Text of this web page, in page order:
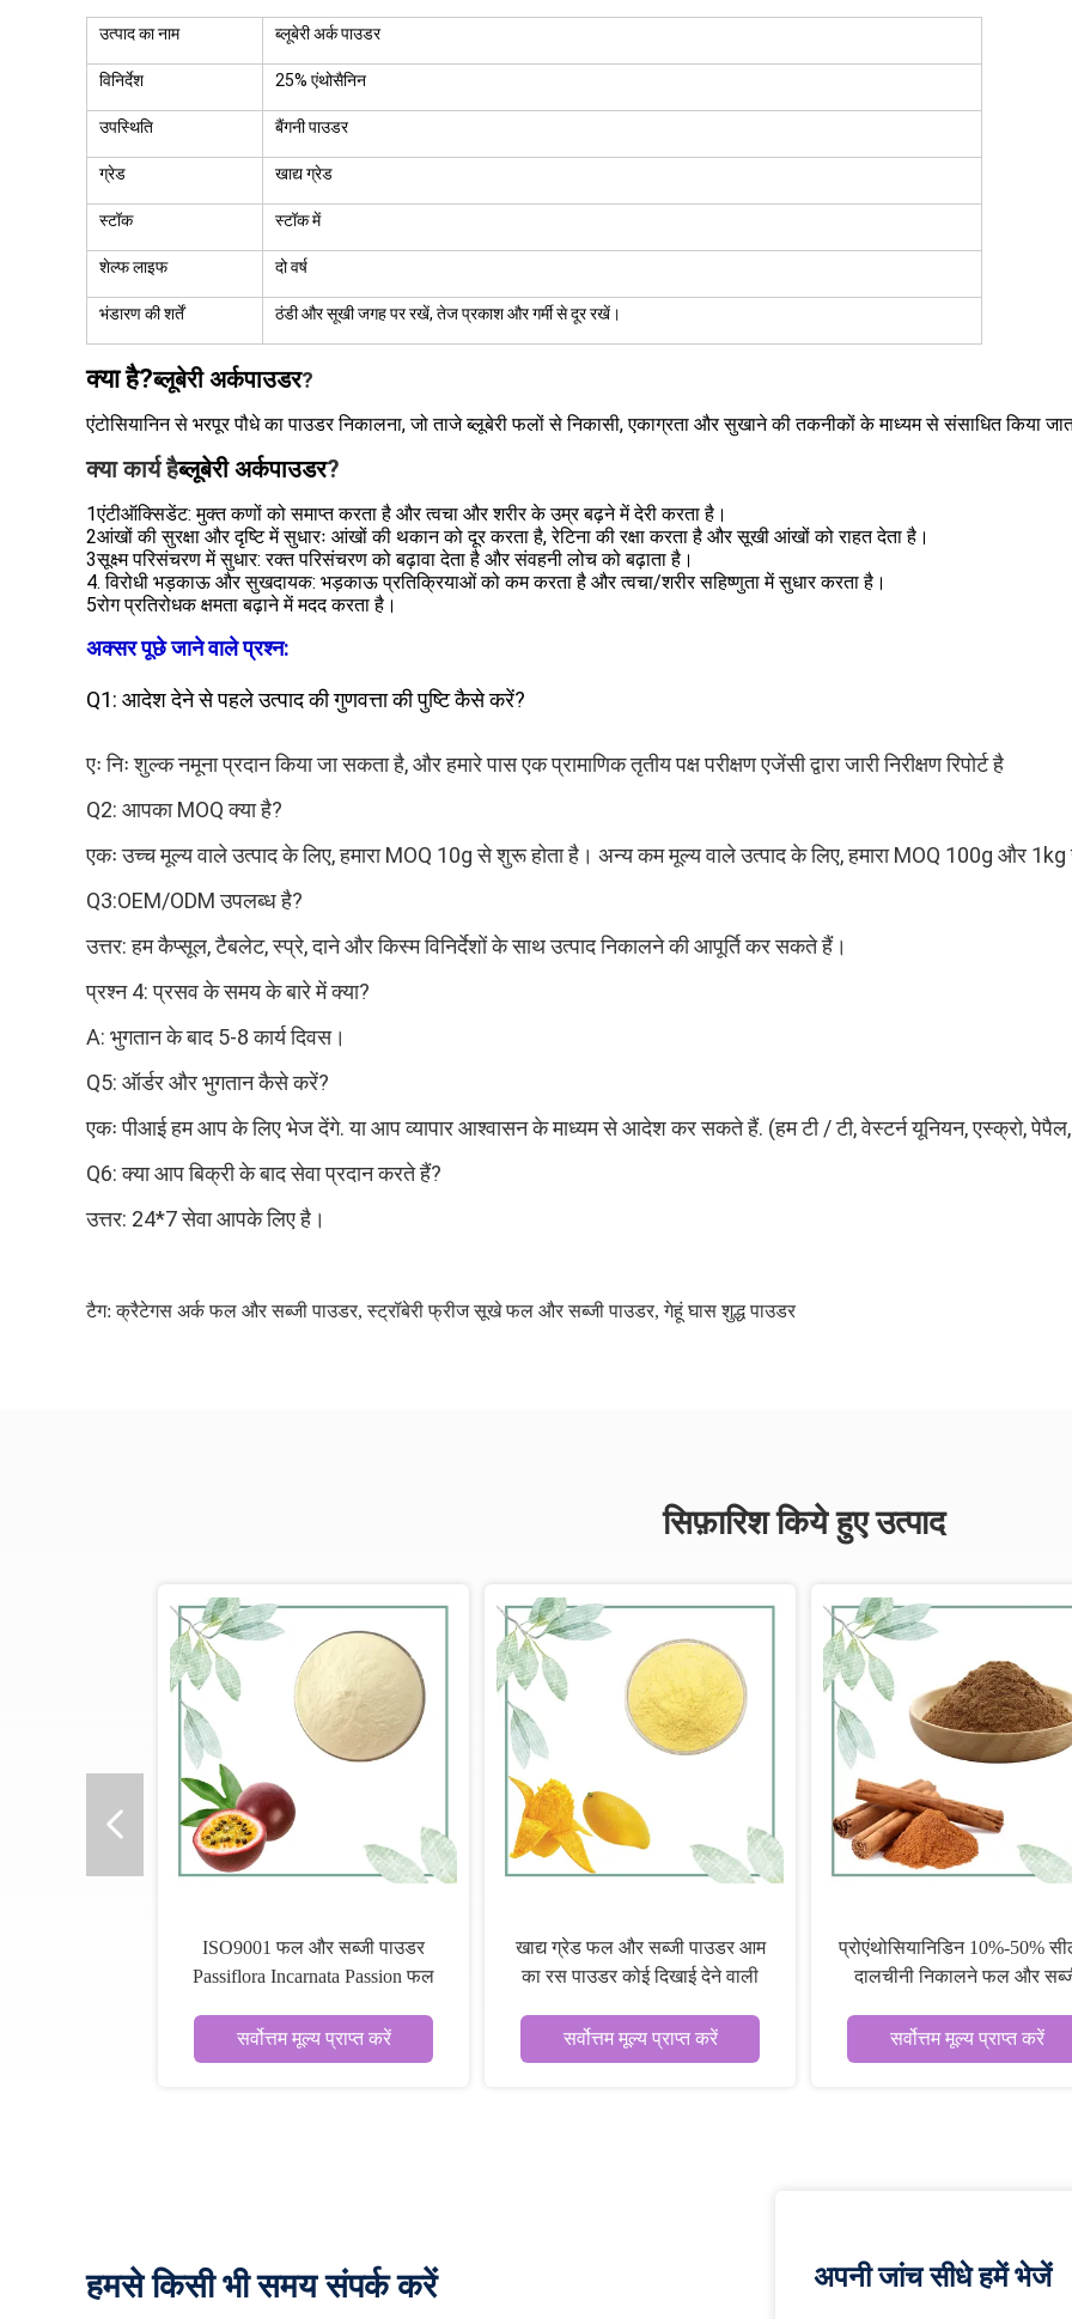
उत्पाद का नाम ब्लूबेरी अर्क पाउडर
विनिर्देश 25% एंथोसैनिन
उपस्थिति बैंगनी पाउडर
ग्रेड खाद्य ग्रेड
स्टॉक स्टॉक में
शेल्फ लाइफ दो वर्ष
भंडारण की शर्तें ठंडी और सूखी जगह पर रखें, तेज प्रकाश और गर्मी से दूर रखें।
क्या है?ब्लूबेरी अर्कपाउडर?
एंटोसियानिन से भरपूर पौधे का पाउडर निकालना, जो ताजे ब्लूबेरी फलों से निकासी, एकाग्रता और सुखाने की तकनीकों के माध्यम से संसाधित किया
क्या कार्य हैब्लूबेरी अर्कपाउडर?
1एंटीऑक्सिडेंट: मुक्त कणों को समाप्त करता है और त्वचा और शरीर के उम्र बढ़ने में देरी करता है।
2आंखों की सुरक्षा और दृष्टि में सुधारः आंखों की थकान को दूर करता है, रेटिना की रक्षा करता है और सूखी आंखों को राहत देता है।
3सूक्ष्म परिसंचरण में सुधार: रक्त परिसंचरण को बढ़ावा देता है और संवहनी लोच को बढ़ाता है।
4. विरोधी भड़काऊ और सुखदायक: भड़काऊ प्रतिक्रियाओं को कम करता है और त्वचा/शरीर सहिष्णुता में सुधार करता है।
5रोग प्रतिरोधक क्षमता बढ़ाने में मदद करता है।
अक्सर पूछे जाने वाले प्रश्न:
Q1: आदेश देने से पहले उत्पाद की गुणवत्ता की पुष्टि कैसे करें?
एः निः शुल्क नमूना प्रदान किया जा सकता है, और हमारे पास एक प्रामाणिक तृतीय पक्ष परीक्षण एजेंसी द्वारा जारी निरीक्षण रिपोर्ट है
Q2: आपका MOQ क्या है?
एकः उच्च मूल्य वाले उत्पाद के लिए, हमारा MOQ 10g से शुरू होता है। अन्य कम मूल्य वाले उत्पाद के लिए, हमारा MOQ 100g और
Q3:OEM/ODM उपलब्ध है?
उत्तर: हम कैप्सूल, टैबलेट, स्प्रे, दाने और किस्म विनिर्देशों के साथ उत्पाद निकालने की आपूर्ति कर सकते हैं।
प्रश्न 4: प्रसव के समय के बारे में क्या?
A: भुगतान के बाद 5-8 कार्य दिवस।
Q5: ऑर्डर और भुगतान कैसे करें?
एकः पीआई हम आप के लिए भेज देंगे. या आप व्यापार आश्वासन के माध्यम से आदेश कर सकते हैं. (हम टी / टी, वेस्टर्न यूनियन, एस्क्रो, पेपैल,
Q6: क्या आप बिक्री के बाद सेवा प्रदान करते हैं?
उत्तर: 24*7 सेवा आपके लिए है।
टैग:क्रैटेगस अर्क फल और सब्जी पाउडर, स्ट्रॉबेरी फ्रीज सूखे फल और सब्जी पाउडर, गेहूं घास शुद्ध पाउडर
सिफ़ारिश किये हुए उत्पाद
ISO9001 फल और सब्जी पाउडर
Passiflora Incarnata Passion फल
सर्वोत्तम मूल्य प्राप्त करें
खाद्य ग्रेड फल और सब्जी पाउडर आम
का रस पाउडर कोई दिखाई देने वाली
सर्वोत्तम मूल्य प्राप्त करें
प्रोएंथोसियानिडिन 10%-50%
दालचीनी निकालने फल और
सर्वोत्तम मूल्य प्राप्त करें
हमसे किसी भी समय संपर्क करें अपनी जांच सीधे हमें भेजें